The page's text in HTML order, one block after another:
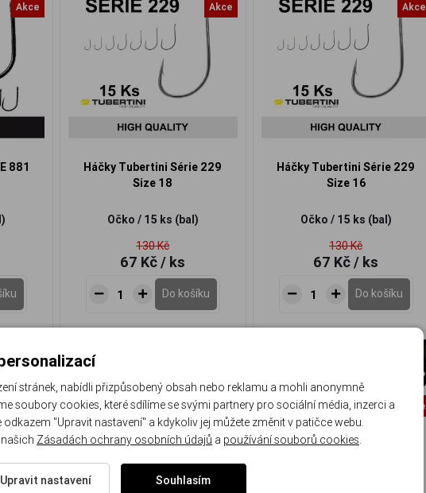
Akce
881
Akce
Háčky Tubertini Série 229
Size 18
Očko / 15 ks (bal)
130 Kč
67 Kč/ ks
Do košíku
Akce
Háčky Tubertini Série 229
Size 16
Očko / 15 ks (bal)
130 Kč
67 Kč/ ks
Do košíku
-48%
Akce Akce
-42%
Akce
stránek, nabídli přizpůsobený obsah nebo reklamu a mohli anonymně
soubory cookies, které sdílíme se svými partnery pro sociální média, inzerci a
"Upravit nastavení" a kdykoliv jej můžete změnit v patičce webu.
Zásadách ochrany osobních údajů a používání souborů cookies
Upravit nastavení Souhlasím